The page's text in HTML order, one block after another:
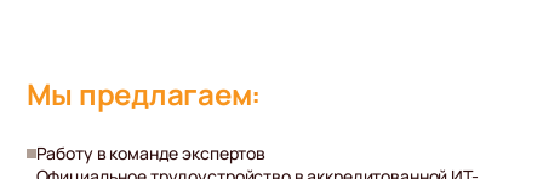
Мы предлагаем:
Работу в команде экспертов